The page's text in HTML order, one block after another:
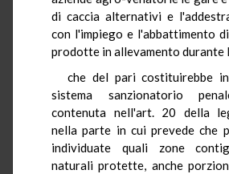
di caccia alternativi e
con l'impiego e l'abbattimento
prodotte in allevamento durante
che del pari costituirebbe
sistema sanzionatorio
contenuta nell'art. 20 della
nella parte in cui prevede che
individuate quali zone
naturali protette, anche